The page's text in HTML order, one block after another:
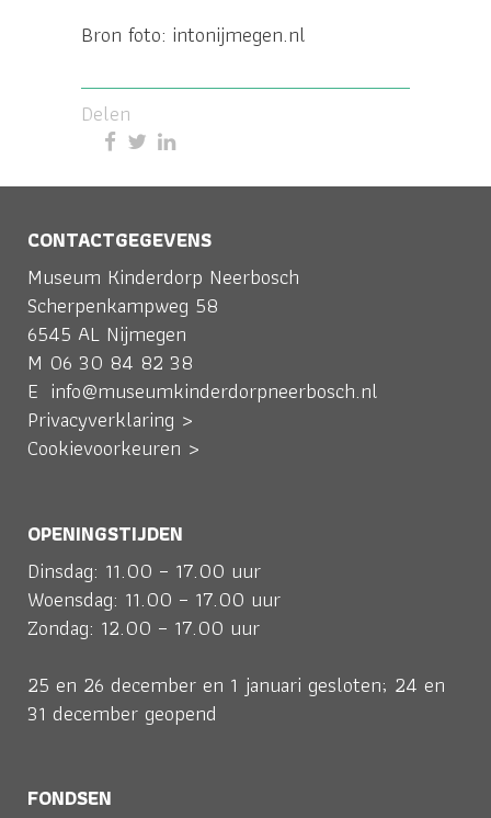
Bron foto: intonijmegen.nl
Delen
CONTACTGEGEVENS
Museum Kinderdorp Neerbosch
Scherpenkampweg 58
6545 AL Nijmegen
M 06 30 84 82 38
E info@museumkinderdorpneerbosch.nl
Privacyverklaring >
Cookievoorkeuren >
OPENINGSTIJDEN
Dinsdag: 11.00 – 17.00 uur
Woensdag: 11.00 – 17.00 uur
Zondag: 12.00 – 17.00 uur
25 en 26 december en 1 januari gesloten; 24 en
31 december geopend
FONDSEN